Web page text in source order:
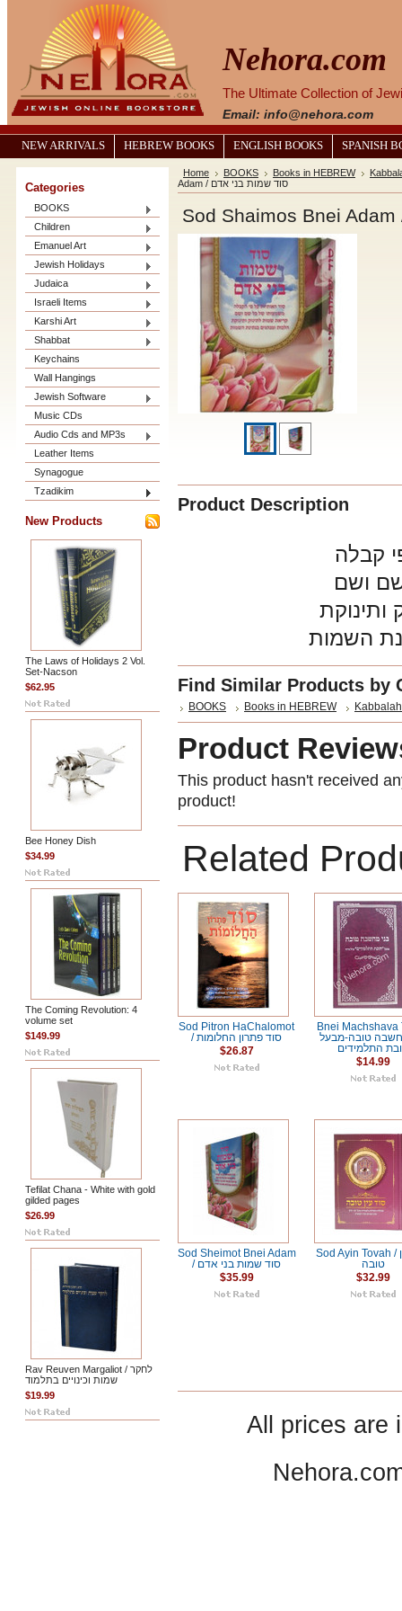
Nehora.com
The Ultimate Collection of
Email: info@nehora.com
NEW ARRIVALS HEBREW BOOKS ENGLISH BOOKS SPANISH
Categories
BOOKS
Children
Emanuel Art
Jewish Holidays
Judaica
Israeli Items
Karshi Art
Shabbat
Keychains
Wall Hangings
Jewish Software
Music CDs
Audio Cds and MP3s
Leather Items
Synagogue
Tzadikim
New Products
The Laws of Holidays 2 Vol.
Set-Nacson
$62.95
Bee Honey Dish
$34.99
The Coming Revolution: 4
volume set
$149.99
Tefilat Chana - White with gold
gilded pages
$26.99
Rav Reuven Margaliot / לחקר
שמות וכינויים בתלמוד
$19.99
Home BOOKS Books in HEBREW
Adam / סוד שמות בני אדם
Product Description
קבלה
ושם
ותינוקת
השמות
Find Similar Products by
BOOKS Books in HEBREW Kabbalah
Product
This product hasn't received
product!
Related
Sod Pitron HaChalomot
/ סוד פתרון החלומות
$26.87
Bnei Machshava
טובה-מבעל
התלמידים
$14.99
Sod Sheimot Bnei Adam
/ סוד שמות בני אדם
$35.99
Sod Ayin Tovah / סוד עין
טובה
$32.99
All prices are